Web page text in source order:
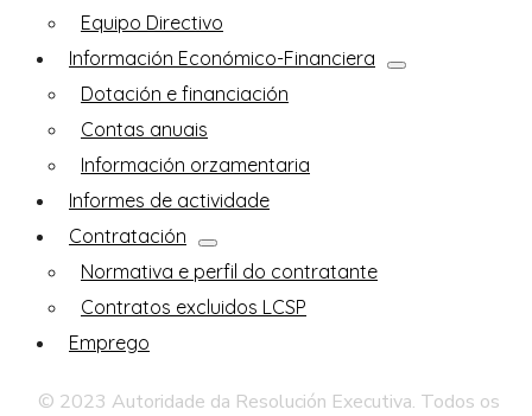
Equipo Directivo
Información Económico-Financiera
Dotación e financiación
Contas anuais
Información orzamentaria
Informes de actividade
Contratación
Normativa e perfil do contratante
Contratos excluidos LCSP
Emprego
© 2023 Autoridade da Resolución Executiva. Todos os